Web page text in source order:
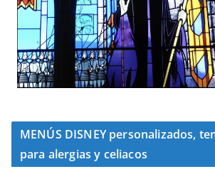
MENÚS DISNEY personalizados,
para alergias y celiacos